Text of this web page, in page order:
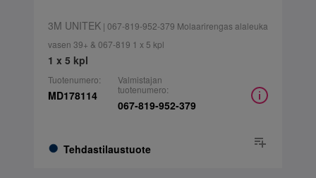
3M UNITEK| 067-819-952-379 Molaarirengas alaleuka
vasen 39+ & 067-819 1 x 5 kpl
1 x 5 kpl
Tuotenumero:
MD178114
Tehdastilaustuote
Valmistajan
tuotenumero:
067-819-952-379